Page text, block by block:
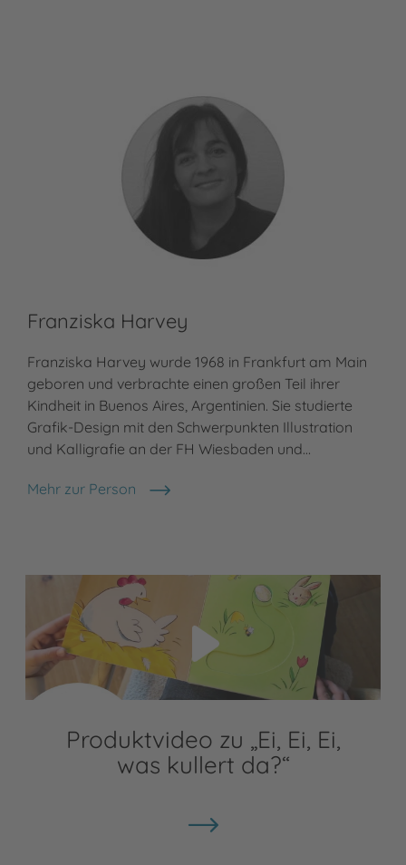
Franziska Harvey
Franziska Harvey wurde 1968 in Frankfurt am Main
geboren und verbrachte einen großen Teil ihrer
Kindheit in Buenos Aires, Argentinien. Sie studierte
Grafik-Design mit den Schwerpunkten Illustration
und Kalligrafie an der FH Wiesbaden und…
Mehr zur Person
Franziska Harvey
Video abspielen
Produktvideo zu „Ei, Ei, Ei,
was kullert da?“